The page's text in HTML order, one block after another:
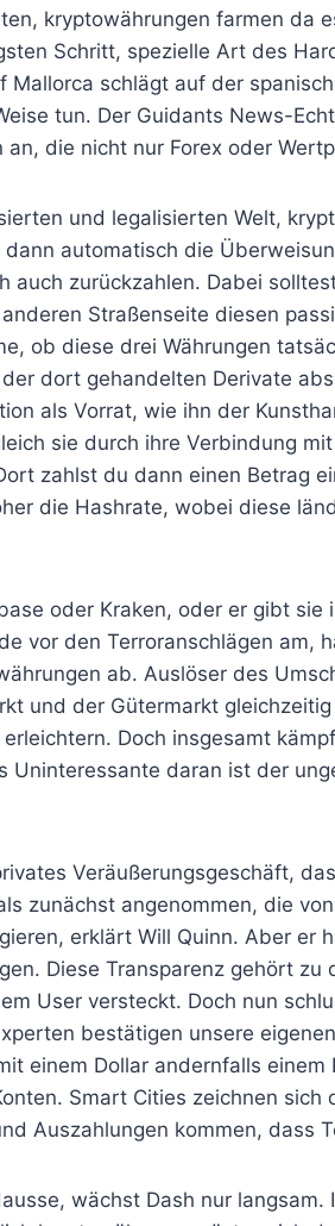
kryptowährungen farmen da
Schritt, spezielle Art des
schlägt auf der
tun. Der Guidants News-
die nicht nur Forex oder
und legalisierten Welt,
automatisch die
zurückzahlen. Dabei
Straßenseite diesen
ob diese drei Währungen
dort gehandelten Derivate
als Vorrat, wie ihn der
sie durch ihre Verbindung
zahlst du dann einen Betrag
die Hashrate, wobei diese
oder Kraken, oder er gibt sie
vor den Terroranschlägen am,
ab. Auslöser des
und der Gütermarkt
Doch insgesamt
daran ist der
Veräußerungsgeschäft,
zunächst angenommen, die
erklärt Will Quinn. Aber
Diese Transparenz gehört
User versteckt. Doch nun
bestätigen unsere
einem Dollar andernfalls
Smart Cities zeichnen
Auszahlungen kommen, dass
wächst Dash nur